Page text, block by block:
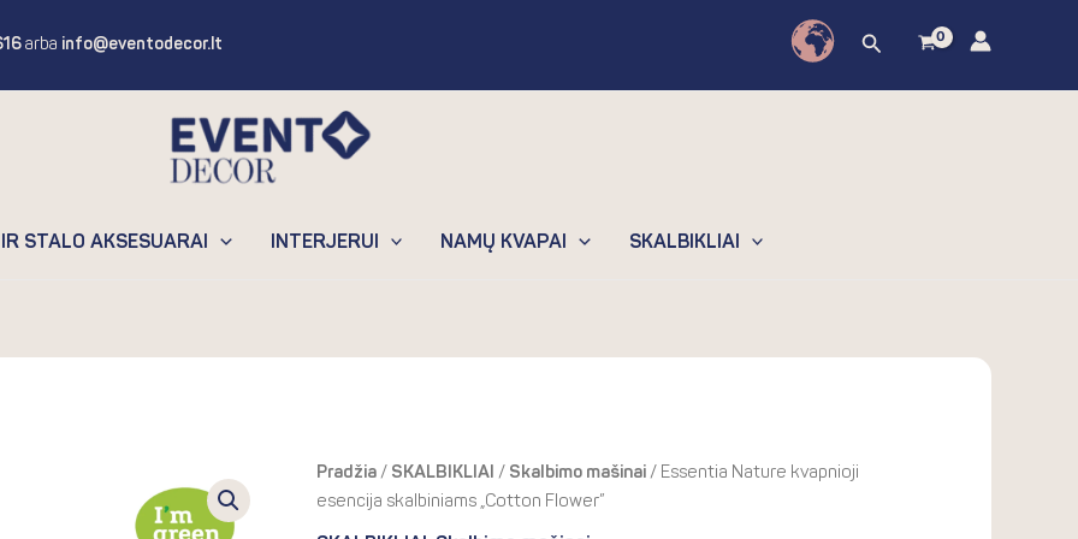
arba info@eventodecor.lt Paieška
IR STALO AKSESUARAI INTERJERUI NAMŲ KVAPAI SKALBIKLIAI
Pradžia / SKALBIKLIAI / Skalbimo mašinai / Essentia Nature kvapnioji
esencija skalbiniams „Cotton Flower”
Price
range:
2.30€
produkto
kiekis: